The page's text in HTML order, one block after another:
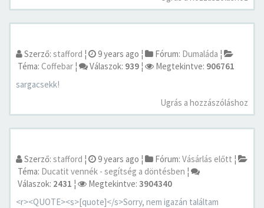
Szerző: stafford ¦ 9 years ago ¦ Fórum: Dumaláda ¦
Téma: Coffebar ¦ Válaszok: 939 ¦ Megtekintve: 906761
sargacsekk!
Ugrás a hozzászóláshoz
Szerző: stafford ¦ 9 years ago ¦ Fórum: Vásárlás előtt ¦
Téma: Ducatit vennék - segítség a döntésben ¦
Válaszok: 2431 ¦ Megtekintve: 3904340
<r><QUOTE><s>[quote]</s>Sorry, nem igazán találtam